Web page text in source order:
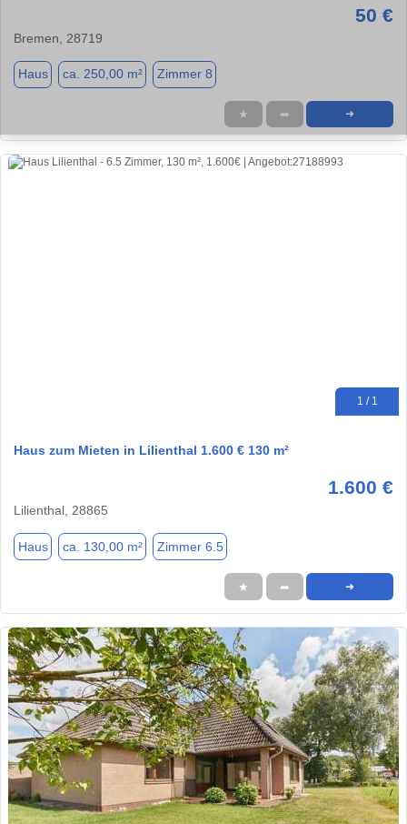
50 €
Bremen, 28719
Haus ca. 250,00 m² Zimmer 8
★ ➦ ➜
1 / 1
Haus zum Mieten in Lilienthal 1.600 € 130 m²
1.600 €
Lilienthal, 28865
Haus ca. 130,00 m² Zimmer 6.5
★ ➦ ➜